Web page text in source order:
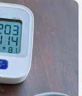
睡眠も以下のような